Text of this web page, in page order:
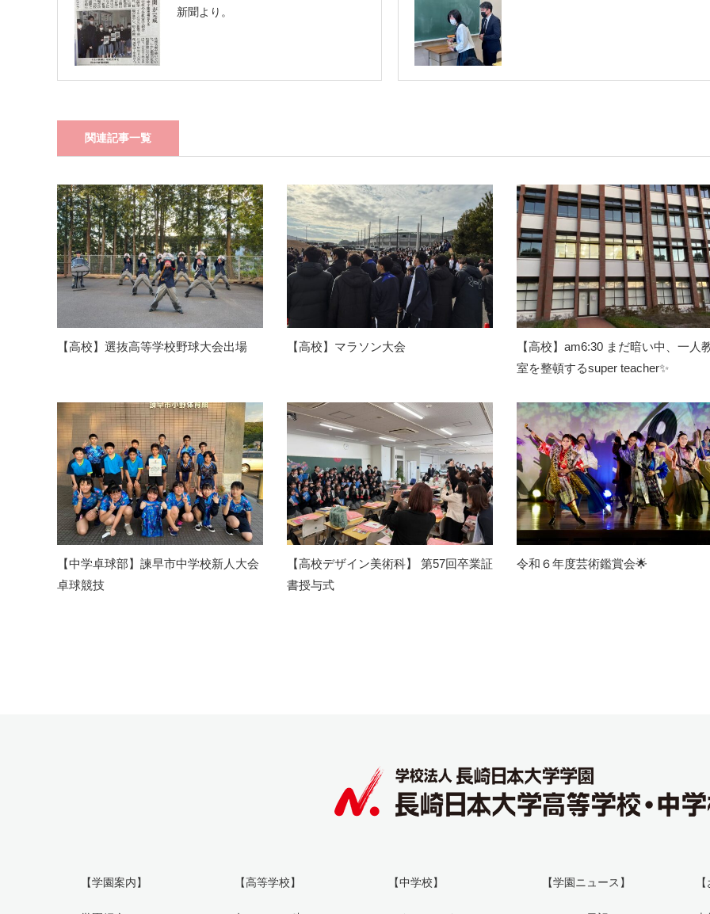
新聞より。
関連記事一覧
【高校】選抜高等学校野球大会出場 【高校】マラソン大会
【高校】am6:30 まだ暗い中、一人
室を整頓するsuper teacher✨
【中学卓球部】諫早市中学校新人大会
卓球競技
【高校デザイン美術科】 第57回卒業証
書授与式
令和６年度芸術鑑賞会🌟
【学園案内】 【高等学校】 【中学校】 【学園ニュース】